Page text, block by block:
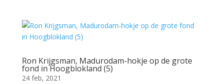
Ron Krijgsman, Madurodam-hokje op de grote
fond in Hoogblokland (5)
24 feb, 2021